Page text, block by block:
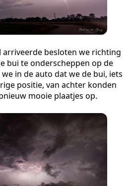
arriveerde besloten we richting
bui te onderscheppen op de
in de auto dat we de bui, iets
positie, van achter konden
mooie plaatjes op.